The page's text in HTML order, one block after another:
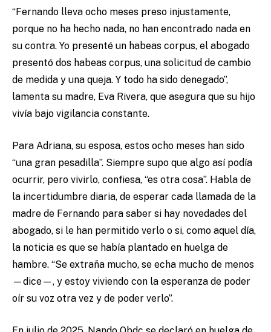
“Fernando lleva ocho meses preso injustamente,
porque no ha hecho nada, no han encontrado nada en
su contra. Yo presenté un habeas corpus, el abogado
presentó dos habeas corpus, una solicitud de cambio
de medida y una queja. Y todo ha sido denegado”,
lamenta su madre, Eva Rivera, que asegura que su hijo
vivía bajo vigilancia constante.
Para Adriana, su esposa, estos ocho meses han sido
“una gran pesadilla”. Siempre supo que algo así podía
ocurrir, pero vivirlo, confiesa, “es otra cosa”. Habla de
la incertidumbre diaria, de esperar cada llamada de la
madre de Fernando para saber si hay novedades del
abogado, si le han permitido verlo o si, como aquel día,
la noticia es que se había plantado en huelga de
hambre. “Se extraña mucho, se echa mucho de menos
—dice—, y estoy viviendo con la esperanza de poder
oír su voz otra vez y de poder verlo”.